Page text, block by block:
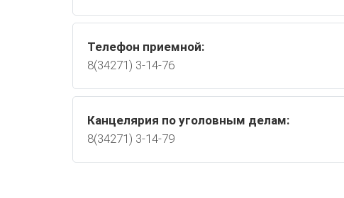
Телефон приемной:
8(34271) 3-14-76
Канцелярия по уголовным делам:
8(34271) 3-14-79